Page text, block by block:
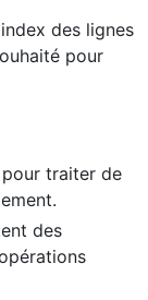
des lignes
pour
traiter de
des